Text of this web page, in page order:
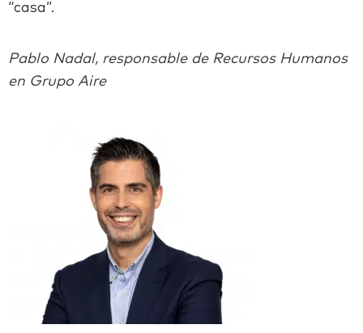
“casa”.
Pablo Nadal, responsable de Recursos Humanos
en Grupo Aire